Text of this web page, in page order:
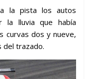
la pista los autos
la lluvia que había
curvas dos y nueve,
del trazado.